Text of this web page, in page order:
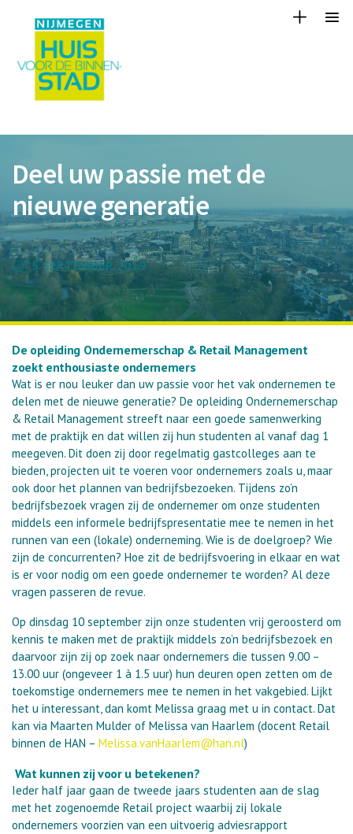
Deel uw passie met de
nieuwe generatie
5 SEPTEMBER 2019
De opleiding Ondernemerschap & Retail Management
zoekt enthousiaste ondernemers
Wat is er nou leuker dan uw passie voor het vak ondernemen te
delen met de nieuwe generatie? De opleiding Ondernemerschap
& Retail Management streeft naar een goede samenwerking
met de praktijk en dat willen zij hun studenten al vanaf dag 1
meegeven. Dit doen zij door regelmatig gastcolleges aan te
bieden, projecten uit te voeren voor ondernemers zoals u, maar
ook door het plannen van bedrijfsbezoeken. Tijdens zo’n
bedrijfsbezoek vragen zij de ondernemer om onze studenten
middels een informele bedrijfspresentatie mee te nemen in het
runnen van een (lokale) onderneming. Wie is de doelgroep? Wie
zijn de concurrenten? Hoe zit de bedrijfsvoering in elkaar en wat
is er voor nodig om een goede ondernemer te worden? Al deze
vragen passeren de revue.
Op dinsdag 10 september zijn onze studenten vrij geroosterd om
kennis te maken met de praktijk middels zo’n bedrijfsbezoek en
daarvoor zijn zij op zoek naar ondernemers die tussen 9.00 –
13.00 uur (ongeveer 1 à 1.5 uur) hun deuren open zetten om de
toekomstige ondernemers mee te nemen in het vakgebied. Lijkt
het u interessant, dan komt Melissa graag met u in contact. Dat
kan via Maarten Mulder of Melissa van Haarlem (docent Retail
binnen de HAN – Melissa.vanHaarlem@han.nl)
Wat kunnen zij voor u betekenen?
Ieder half jaar gaan de tweede jaars studenten aan de slag
met het zogenoemde Retail project waarbij zij lokale
ondernemers voorzien van een uitvoerig adviesrapport